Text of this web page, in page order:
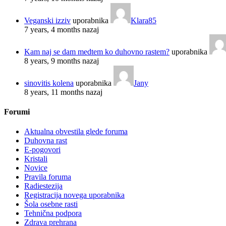
Veganski izziv uporabnika
Klara85
7 years, 4 months nazaj
Kam naj se dam medtem ko duhovno rastem? uporabnika
8 years, 9 months nazaj
sinovitis kolena uporabnika
Jany
8 years, 11 months nazaj
Forumi
Aktualna obvestila glede foruma
Duhovna rast
E-pogovori
Kristali
Novice
Pravila foruma
Radiestezija
Registracija novega uporabnika
Šola osebne rasti
Tehnična podpora
Zdrava prehrana